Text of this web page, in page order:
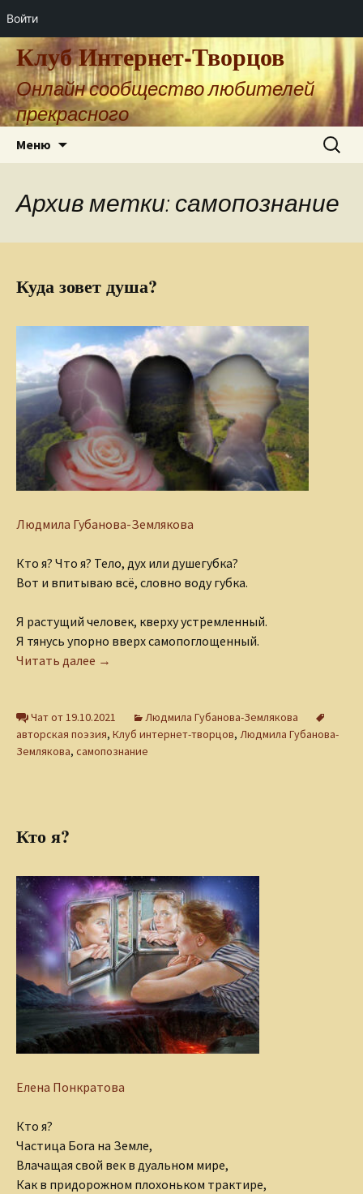
Войти
Клуб Интернет-Творцов
Онлайн сообщество любителей
прекрасного
Меню Найти:
Архив метки: самопознание
Куда зовет душа?
Людмила Губанова-Землякова
Кто я? Что я? Тело, дух или душегубка?
Вот и впитываю всё, словно воду губка.
Я растущий человек, кверху устремленный.
Я тянусь упорно вверх самопоглощенный.
Читать далее Куда зовет душа?
→
Чат от 19.10.2021
Людмила Губанова-Землякова
авторская поэзия, Клуб интернет-творцов, Людмила Губанова-
Землякова, самопознание
Кто я?
Елена Понкратова
Кто я?
Частица Бога на Земле,
Влачащая свой век в дуальном мире,
Как в придорожном плохоньком трактире,